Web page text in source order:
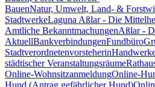
BauenNatur, Umwelt, Land- &
StadtwerkeLaguna Aßlar - Die
Amtliche BekanntmachungenAßlar -
AktuellBankverbindungenFundbüro
Stadtverordnetenvorsteherin
städtischer Veranstaltungsräume
Online-WohnsitzanmeldungOnline-
Hund (Antrag gefährlicher Hund)